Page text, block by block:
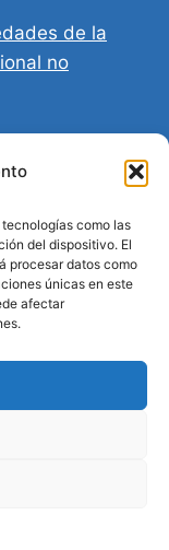
como las
del dispositivo. El
procesar datos como
únicas en este
afectar
de la
no
Córdoba:
un
en